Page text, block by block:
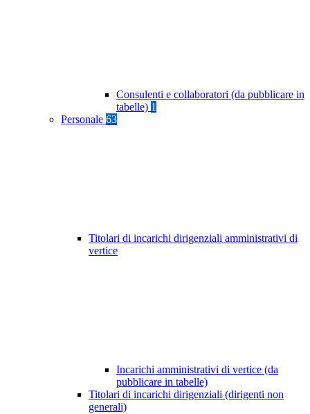
Consulenti e collaboratori (da pubblicare in
tabelle) 1
Personale 63
Titolari di incarichi dirigenziali amministrativi di
vertice
Incarichi amministrativi di vertice (da
pubblicare in tabelle)
Titolari di incarichi dirigenziali (dirigenti non
generali)